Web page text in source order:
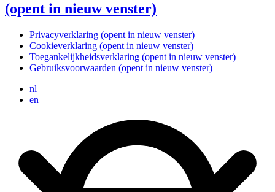
(opent in nieuw venster)
Privacyverklaring (opent in nieuw venster)
Cookieverklaring (opent in nieuw venster)
Toegankelijkheidsverklaring (opent in nieuw venster)
Gebruiksvoorwaarden (opent in nieuw venster)
nl
en